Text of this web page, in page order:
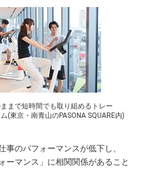
まで短時間でも取り組めるトレー
(東京・南青山のPASONA SQUARE内)
事のパフォーマンスが低下し、
ーマンス」に相関関係があること